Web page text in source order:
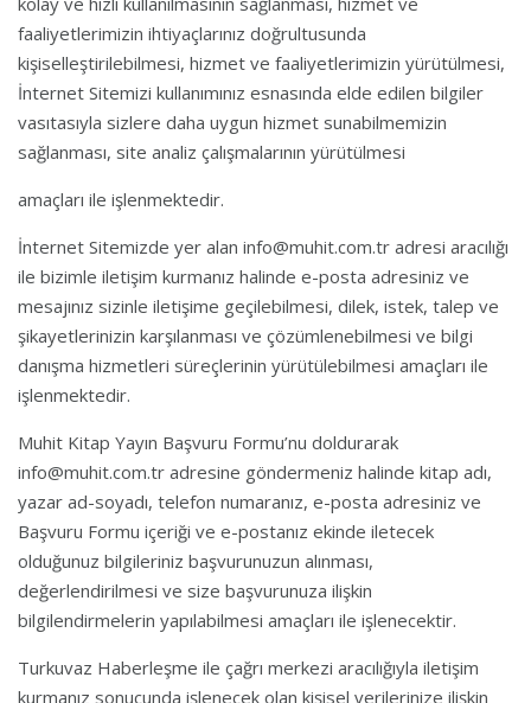
faaliyetlerimizin ihtiyaçlarınız doğrultusunda
kişiselleştirilebilmesi, hizmet ve faaliyetlerimizin yürütülmesi,
İnternet Sitemizi kullanımınız esnasında elde edilen bilgiler
vasıtasıyla sizlere daha uygun hizmet sunabilmemizin
sağlanması, site analiz çalışmalarının yürütülmesi
amaçları ile işlenmektedir.
İnternet Sitemizde yer alan info@muhit.com.tr adresi aracılığı
ile bizimle iletişim kurmanız halinde e-posta adresiniz ve
mesajınız sizinle iletişime geçilebilmesi, dilek, istek, talep ve
şikayetlerinizin karşılanması ve çözümlenebilmesi ve bilgi
danışma hizmetleri süreçlerinin yürütülebilmesi amaçları ile
işlenmektedir.
Muhit Kitap Yayın Başvuru Formu’nu doldurarak
info@muhit.com.tr adresine göndermeniz halinde kitap adı,
yazar ad-soyadı, telefon numaranız, e-posta adresiniz ve
Başvuru Formu içeriği ve e-postanız ekinde iletecek
olduğunuz bilgileriniz başvurunuzun alınması,
değerlendirilmesi ve size başvurunuza ilişkin
bilgilendirmelerin yapılabilmesi amaçları ile işlenecektir.
Turkuvaz Haberleşme ile çağrı merkezi aracılığıyla iletişim
kurmanız sonucunda işlenecek olan kişisel verilerinize ilişkin